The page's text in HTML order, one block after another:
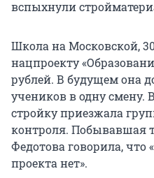
вспыхнули
Школа на Московской,
нацпроекту
рублей. В будущем она
учеников в одну смену.
стройку приезжала
контроля. Побывавшая
Федотова говорила,
проекта нет».